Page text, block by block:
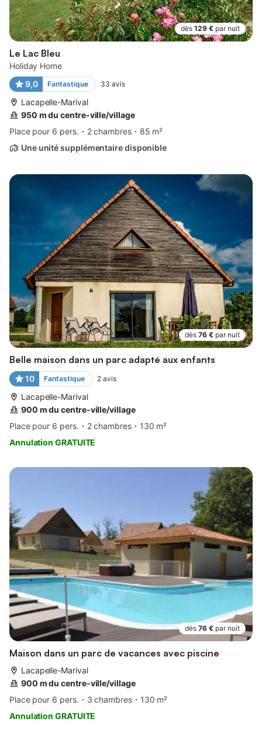
dès 129 € par nuit
Le Lac Bleu
Holiday Home
9,0
Fantastique 33 avis
Lacapelle-Marival
950 m du centre-ville/village
Place pour 6 pers.
2 chambres
85 m²
Une unité supplémentaire disponible
dès 76 € par nuit
Belle maison dans un parc adapté aux enfants
10 Fantastique 2 avis
Lacapelle-Marival
900 m du centre-ville/village
Place pour 6 pers.
2 chambres
130 m²
Annulation GRATUITE
dès 76 € par nuit
Maison dans un parc de vacances avec piscine
Lacapelle-Marival
900 m du centre-ville/village
Place pour 6 pers.
3 chambres
130 m²
Annulation GRATUITE